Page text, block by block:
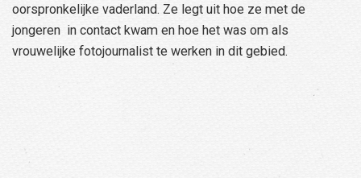
oorspronkelijke vaderland. Ze legt uit hoe ze met de
jongeren in contact kwam en hoe het was om als
vrouwelijke fotojournalist te werken in dit gebied.